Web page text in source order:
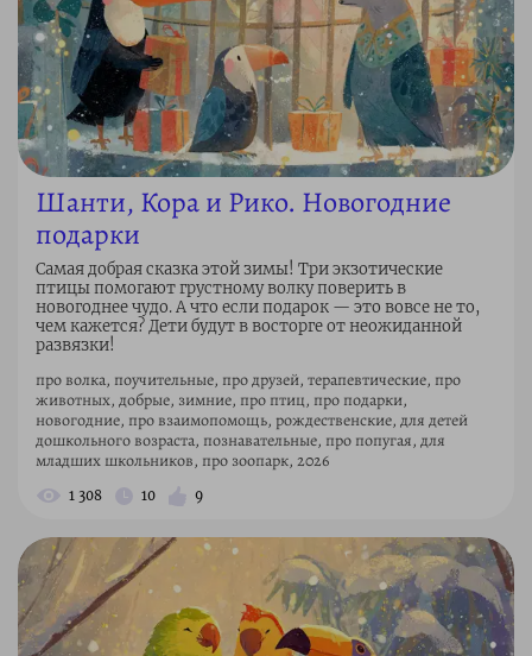
Шанти, Кора и Рико. Новогодние
подарки
Самая добрая сказка этой зимы! Три экзотические
птицы помогают грустному волку поверить в
новогоднее чудо. А что если подарок — это вовсе не то,
чем кажется? Дети будут в восторге от неожиданной
развязки!
про волка, поучительные, про друзей, терапевтические, про
животных, добрые, зимние, про птиц, про подарки,
новогодние, про взаимопомощь, рождественские, для детей
дошкольного возраста, познавательные, про попугая, для
младших школьников, про зоопарк, 2026
1 308 10 9